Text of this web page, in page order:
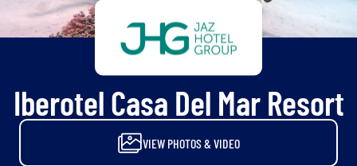
Iberotel Casa Del Mar Resort
VIEW PHOTOS & VIDEO